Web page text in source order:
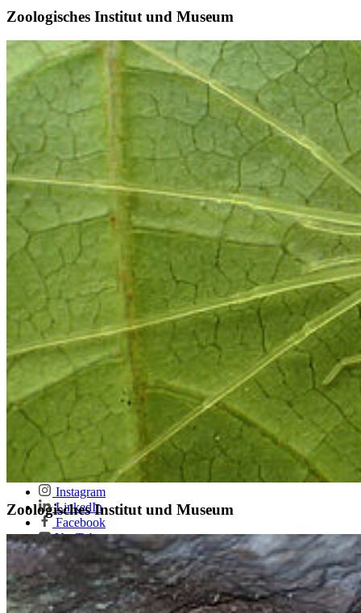
Zoologisches Institut und Museum
Zoologisches Institut und Museum
Weiter
Go to slide 1
Go to slide 2
Go to slide 3
Go to slide 4
Go to slide 5
Go to slide 6
Neuigkeiten
Keine Nachrichten verfügbar.
Sekretariat
Kerstin Wulf
Loitzer Str. 26
17489 Greifswald
Telefon +49 (0)3834 420 4251
Telefax +49 (0)3834 420 4252
zimg-sekretariat @uni-greifswald.de
Soziale Medien
Instagram
LinkedIn
Facebook
YouTube
Mastodon
Bluesky
Uniapp